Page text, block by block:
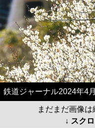
鉄道ジャーナル2024年4
まだまだ画像は
↓ スク